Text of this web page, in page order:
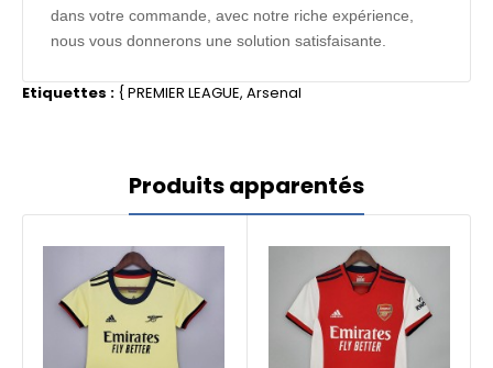
dans votre commande, avec notre riche expérience,
nous vous donnerons une solution satisfaisante.
Etiquettes : {PREMIER LEAGUE, Arsenal
Produits apparentés